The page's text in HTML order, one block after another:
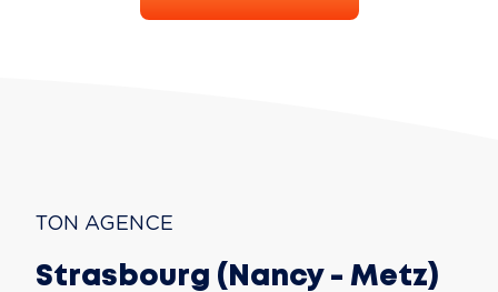
TON AGENCE
Strasbourg (Nancy - Metz)